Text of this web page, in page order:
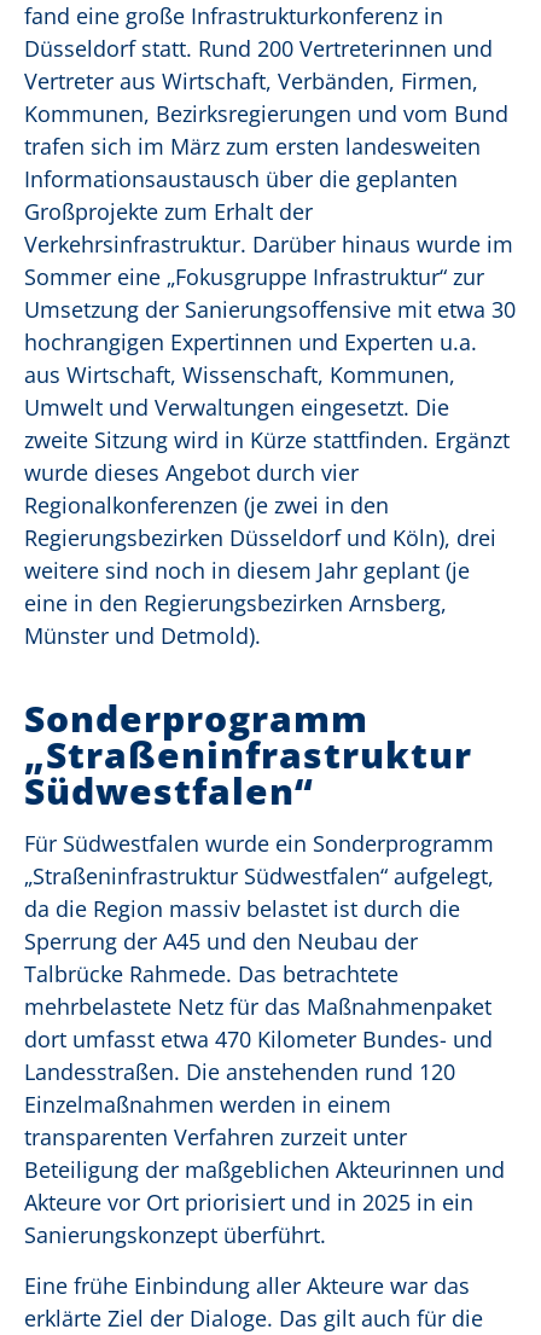
fand eine große Infrastrukturkonferenz in
Düsseldorf statt. Rund 200 Vertreterinnen und
Vertreter aus Wirtschaft, Verbänden, Firmen,
Kommunen, Bezirksregierungen und vom Bund
trafen sich im März zum ersten landesweiten
Informationsaustausch über die geplanten
Großprojekte zum Erhalt der
Verkehrsinfrastruktur. Darüber hinaus wurde im
Sommer eine „Fokusgruppe Infrastruktur“ zur
Umsetzung der Sanierungsoffensive mit etwa 30
hochrangigen Expertinnen und Experten u.a.
aus Wirtschaft, Wissenschaft, Kommunen,
Umwelt und Verwaltungen eingesetzt. Die
zweite Sitzung wird in Kürze stattfinden. Ergänzt
wurde dieses Angebot durch vier
Regionalkonferenzen (je zwei in den
Regierungsbezirken Düsseldorf und Köln), drei
weitere sind noch in diesem Jahr geplant (je
eine in den Regierungsbezirken Arnsberg,
Münster und Detmold).
Sonderprogramm
„Straßeninfrastruktur
Südwestfalen“
Für Südwestfalen wurde ein Sonderprogramm
„Straßeninfrastruktur Südwestfalen“ aufgelegt,
da die Region massiv belastet ist durch die
Sperrung der A45 und den Neubau der
Talbrücke Rahmede. Das betrachtete
mehrbelastete Netz für das Maßnahmenpaket
dort umfasst etwa 470 Kilometer Bundes- und
Landesstraßen. Die anstehenden rund 120
Einzelmaßnahmen werden in einem
transparenten Verfahren zurzeit unter
Beteiligung der maßgeblichen Akteurinnen und
Akteure vor Ort priorisiert und in 2025 in ein
Sanierungskonzept überführt.
Eine frühe Einbindung aller Akteure war das
erklärte Ziel der Dialoge. Das gilt auch für die